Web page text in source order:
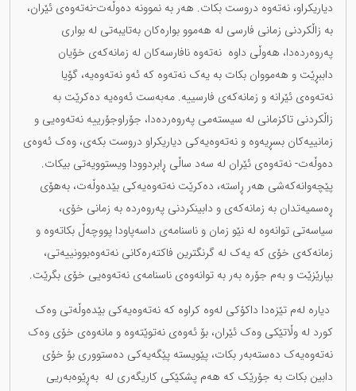
دیاریکراو، نەتەوە دروست بکات. هەر بە نموونە دەوڵەت-نەتەوەی ئێران،
بە زاڵکردنی زمانی فارسی لە هەموو بوارەکان بەتایبەتی لە بواری
پەروەردەدا، هەوڵی داوە نەتەوە نافارسەکان لە زمانەکەی خۆیان
داببڕێت و هەمووان بکات بە یەک نەتەوە کە ئەو نەتەوەیە، گۆیا
نەتەوەی ئێرانە و زمانەکەی فارسییە. مەبەست ئەوەیە دەکرێت بە
زاڵکردنی تاکزمانی لە سیستەمی پەروەردەدا، جۆراوجۆرییە نەتەوەیی و
زمانییەکان بسڕیەوە و نەتەوەیەکی دیاریکراو دروست بکەی، وەک ئەوەی
دەوڵەت- نەتەوەی ئێران لە سەد ساڵی ڕابردوودا ویستوویەتی بیکات.
پێچەوانەکەشی هەر ڕاستە، دەکرێت نەتەوەیەکی بێدەوڵەت، بەهۆی
ڕەسمیەتدان بە زمانەکەی و دابینکردنی پەروەردە بە زمانی خۆی،
سیاسەتی توانەوە لە نێو زمان و ناسنامەی داسەپاودا پووچەڵ بکاتەوە و
زمانەکەی خۆی کە یەک لە گرنگترین فاکتەرەکانی نەتەوەبوونییەتی،
بپارێزێت و بەم جۆرە بەر بە توانەوەی ناسنامەی نەتەوەیی خۆی بگرێت.
دیارە لەم تێزەدا داکۆکی لەوە کراوە کە نەتەوەیەکی بێدەوڵەتی وەک
کورد لە وڵاتێکی وەک ئێران، بۆ ئەوەی نەتوێتەوە و مانەوەی خۆی وەک
نەتەوەیەک دەستەبەر بکات، پێویستە پێگەیەکی دەستووری بۆ خۆی
دابین بکات بە جۆرێک کە هەم پشکێکی کاریگەری لە بەڕێوەبەریی